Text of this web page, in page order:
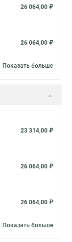
26 064,00 ₽
26 064,00 ₽
Показать больше
23 314,00 ₽
26 064,00 ₽
26 064,00 ₽
Показать больше